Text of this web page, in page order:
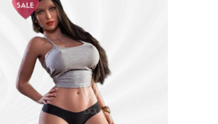
tục ủng hộ."
rất đáng đồng tiền."
dịch vụ uy tín lắm."